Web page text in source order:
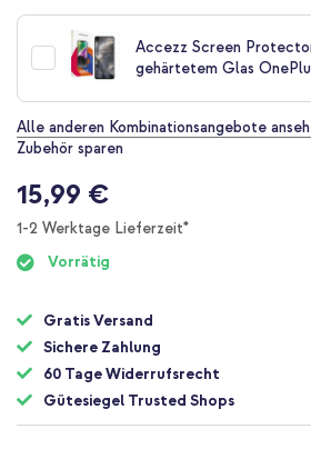
Accezz Screen
gehärtetem Glas
Alle anderen Kombinationsangebote
Zubehör sparen
15,99 €
1-2 Werktage Lieferzeit*
Vorrätig
Gratis Versand
Sichere Zahlung
60 Tage Widerrufsrecht
Gütesiegel Trusted Shops